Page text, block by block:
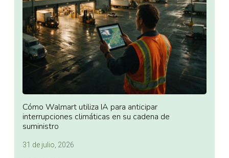
Cómo Walmart utiliza IA para anticipar
interrupciones climáticas en su cadena de
suministro
31 de julio, 2026